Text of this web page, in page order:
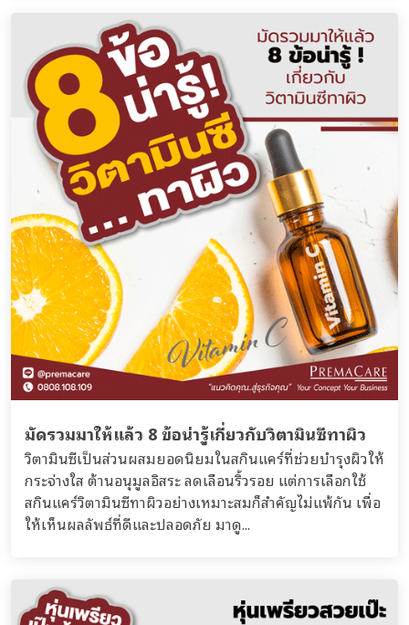
มัดรวมมาให้แล้ว 8 ข้อน่ารู้เกี่ยวกับวิตามินซีทาผิว
วิตามินซีเป็นส่วนผสมยอดนิยมในสกินแคร์ที่ช่วยบำรุงผิวให้
กระจ่างใส ต้านอนุมูลอิสระ ลดเลือนริ้วรอย แต่การเลือกใช้
สกินแคร์วิตามินซีทาผิวอย่างเหมาะสมก็สำคัญไม่แพ้กัน เพื่อ
ให้เห็นผลลัพธ์ที่ดีและปลอดภัย มาดู...